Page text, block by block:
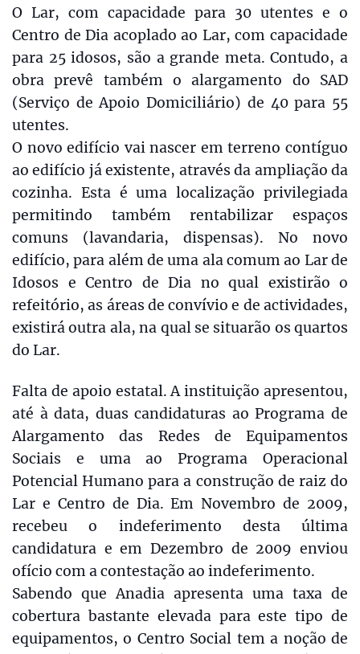
O Lar, com capacidade para 30 utentes e o
Centro de Dia acoplado ao Lar, com capacidade
para 25 idosos, são a grande meta. Contudo, a
obra prevê também o alargamento do SAD
(Serviço de Apoio Domiciliário) de 40 para 55
utentes.
O novo edifício vai nascer em terreno contíguo
ao edifício já existente, através da ampliação da
cozinha. Esta é uma localização privilegiada
permitindo também rentabilizar espaços
comuns (lavandaria, dispensas). No novo
edifício, para além de uma ala comum ao Lar de
Idosos e Centro de Dia no qual existirão o
refeitório, as áreas de convívio e de actividades,
existirá outra ala, na qual se situarão os quartos
do Lar.
Falta de apoio estatal. A instituição apresentou,
até à data, duas candidaturas ao Programa de
Alargamento das Redes de Equipamentos
Sociais e uma ao Programa Operacional
Potencial Humano para a construção de raiz do
Lar e Centro de Dia. Em Novembro de 2009,
recebeu o indeferimento desta última
candidatura e em Dezembro de 2009 enviou
ofício com a contestação ao indeferimento.
Sabendo que Anadia apresenta uma taxa de
cobertura bastante elevada para este tipo de
equipamentos, o Centro Social tem a noção de